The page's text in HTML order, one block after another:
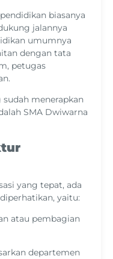
biasanya
jalannya
umumnya
dengan tata
petugas
sudah menerapkan
SMA Dwiwarna
yang tepat, ada
yaitu:
atau pembagian
departemen